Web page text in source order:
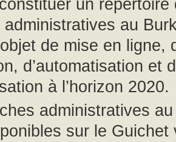
un répertoire
administratives au
de mise en ligne,
d’automatisation et
à l’horizon 2020.
administratives
sur le Guichet